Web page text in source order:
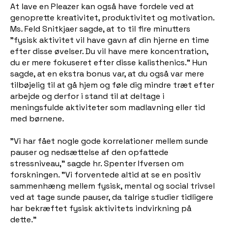
At lave en Pleazer kan også have fordele ved at
genoprette kreativitet, produktivitet og motivation.
Ms. Feld Snitkjaer sagde, at to til fire minutters
"fysisk aktivitet vil have gavn af din hjerne en time
efter disse øvelser. Du vil have mere koncentration,
du er mere fokuseret efter disse kalisthenics." Hun
sagde, at en ekstra bonus var, at du også var mere
tilbøjelig til at gå hjem og føle dig mindre træt efter
arbejde og derfor i stand til at deltage i
meningsfulde aktiviteter som madlavning eller tid
med børnene.
"Vi har fået nogle gode korrelationer mellem sunde
pauser og nedsættelse af den opfattede
stressniveau," sagde hr. Spenter Ifversen om
forskningen. "Vi forventede altid at se en positiv
sammenhæng mellem fysisk, mental og social trivsel
ved at tage sunde pauser, da talrige studier tidligere
har bekræftet fysisk aktivitets indvirkning på
dette."